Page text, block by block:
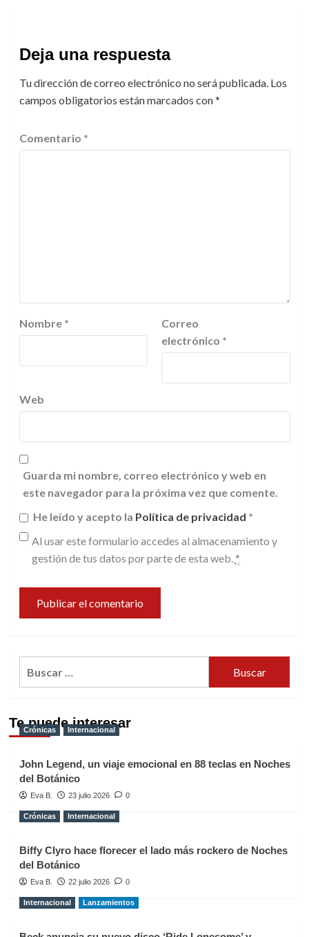
Deja una respuesta
Tu dirección de correo electrónico no será publicada. Los
campos obligatorios están marcados con*
Comentario *
Nombre *
Correo
electrónico *
Web
Guarda mi nombre, correo electrónico y web en
este navegador para la próxima vez que comente.
He leído y acepto la Política de privacidad *
Al usar este formulario accedes al almacenamiento y
gestión de tus datos por parte de esta web. *
Te puede interesar
Crónicas Internacional
John Legend, un viaje emocional en 88 teclas en Noches
del Botánico
Eva B. 23 julio 2026 0
Crónicas Internacional
Biffy Clyro hace florecer el lado más rockero de Noches
del Botánico
Eva B. 22 julio 2026 0
Internacional Lanzamientos